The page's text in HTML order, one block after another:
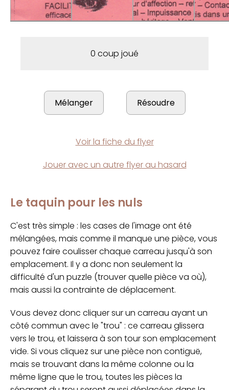
0 coup joué
Voir la fiche du flyer
Jouer avec un autre flyer au hasard
Le taquin pour les nuls
C'est très simple : les cases de l'image ont été
mélangées, mais comme il manque une pièce, vous
pouvez faire coulisser chaque carreau jusqu'à son
emplacement. Il y a donc non seulement la
difficulté d'un puzzle (trouver quelle pièce va où),
mais aussi la contrainte de déplacement.
Vous devez donc cliquer sur un carreau ayant un
côté commun avec le "trou" : ce carreau glissera
vers le trou, et laissera à son tour son emplacement
vide. Si vous cliquez sur une pièce non contiguë,
mais se trouvant dans la même colonne ou la
même ligne que le trou, toutes les pièces la